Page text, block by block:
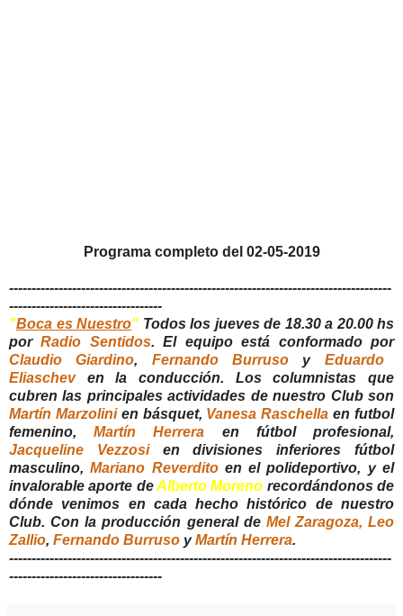
Programa completo del 02-05-2019
-------------------------------------------------------------------------------------
----------------------------------
"Boca es Nuestro" Todos los jueves de 18.30 a 20.00 hs
porRadio Sentidos. El equipo está conformado por
Claudio Giardino, Fernando Burruso y Eduardo
Eliascheven la conducción. Los columnistas que
cubren las principales actividades de nuestro Club son
Martín Marzolinien básquet, Vanesa Raschella en futbol
femenino,Martín Herrera en fútbol profesional,
Jacqueline Vezzosien divisiones inferiores fútbol
masculino,Mariano Reverditoen el polideportivo, y el
invalorable aporte deAlberto Moreno recordándonos de
dónde venimos en cada hecho histórico de nuestro
Club. Con la producción general de Mel Zaragoza, Leo
Zallio, Fernando Burruso y Martín Herrera.
-------------------------------------------------------------------------------------
----------------------------------